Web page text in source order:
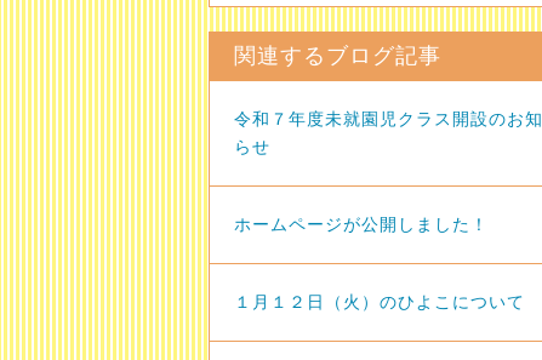
関連するブログ記事
令和７年度未就園児クラス開設のお知
らせ
ホームページが公開しました！
１月１２日（火）のひよこについて